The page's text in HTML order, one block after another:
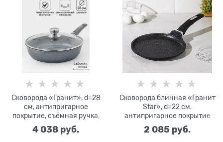
Сковорода «Гранит», d=28
см, антипригарное
покрытие, съёмная ручка,
стеклянная крышка
4 038 руб.
Сковорода блинная «Гранит
Star», d=22 см,
антипригарное покрытие
2 085 руб.